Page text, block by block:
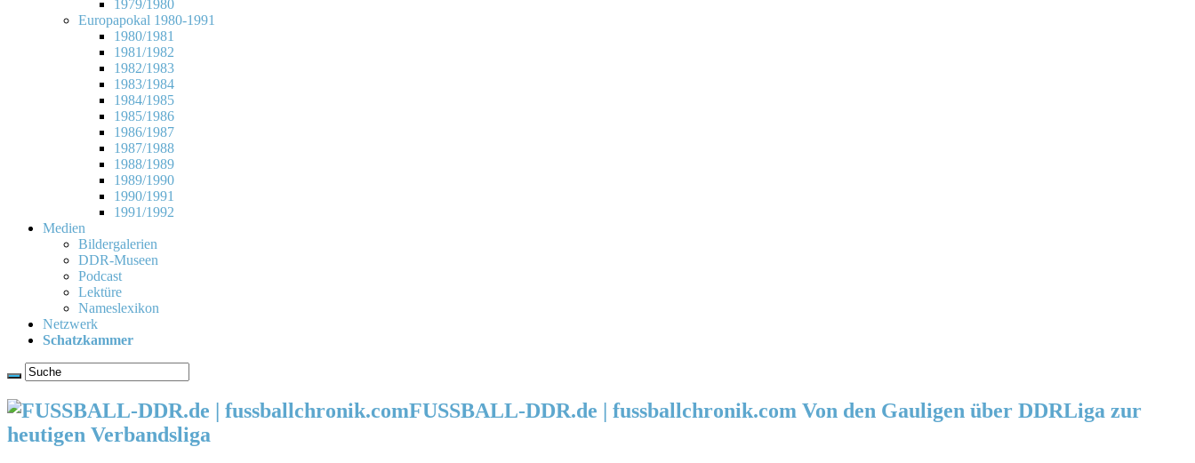
1979/1980
Europapokal 1980-1991
1980/1981
1981/1982
1982/1983
1983/1984
1984/1985
1985/1986
1986/1987
1987/1988
1988/1989
1989/1990
1990/1991
1991/1992
Medien
Bildergalerien
DDR-Museen
Podcast
Lektüre
Nameslexikon
Netzwerk
Schatzkammer
FUSSBALL-DDR.de | fussballchronik.com Von den Gauligen über DDRLiga zur
heutigen Verbandsliga